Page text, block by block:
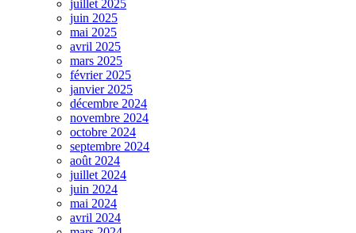
juillet 2025
juin 2025
mai 2025
avril 2025
mars 2025
février 2025
janvier 2025
décembre 2024
novembre 2024
octobre 2024
septembre 2024
août 2024
juillet 2024
juin 2024
mai 2024
avril 2024